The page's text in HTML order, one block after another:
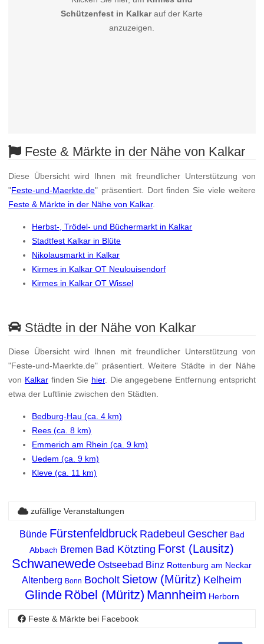
Schützenfest in Kalkarauf der Karte
anzuzeigen.
Feste & Märkte in der Nähe von Kalkar
Diese Übersicht wird Ihnen mit freundlicher Unterstützung von
"Feste-und-Maerkte.de" präsentiert. Dort finden Sie viele weitere
Feste & Märkte in der Nähe von Kalkar.
Herbst-, Trödel- und Büchermarkt in Kalkar
Stadtfest Kalkar in Blüte
Nikolausmarkt in Kalkar
Kirmes in Kalkar OT Neulouisendorf
Kirmes in Kalkar OT Wissel
Städte in der Nähe von Kalkar
Diese Übersicht wird Ihnen mit freundlicher Unterstützung von
"Feste-und-Maerkte.de" präsentiert. Weitere Städte in der Nähe
von Kalkarfinden Sie hier. Die angegebene Entfernung entspricht
etwa der Luftlinie zwischen den Städten.
Bedburg-Hau (ca. 4 km)
Rees (ca. 8 km)
Emmerich am Rhein (ca. 9 km)
Uedem (ca. 9 km)
Kleve (ca. 11 km)
zufällige Veranstaltungen
Bünde Fürstenfeldbruck Radebeul Gescher Bad
Abbach Bremen Bad Kötzting Forst (Lausitz)
Schwanewede Ostseebad Binz Rottenburg am Neckar
Altenberg Bonn Bocholt Sietow (Müritz) Kelheim
Glinde Röbel (Müritz) Mannheim Herborn
Feste & Märkte bei Facebook